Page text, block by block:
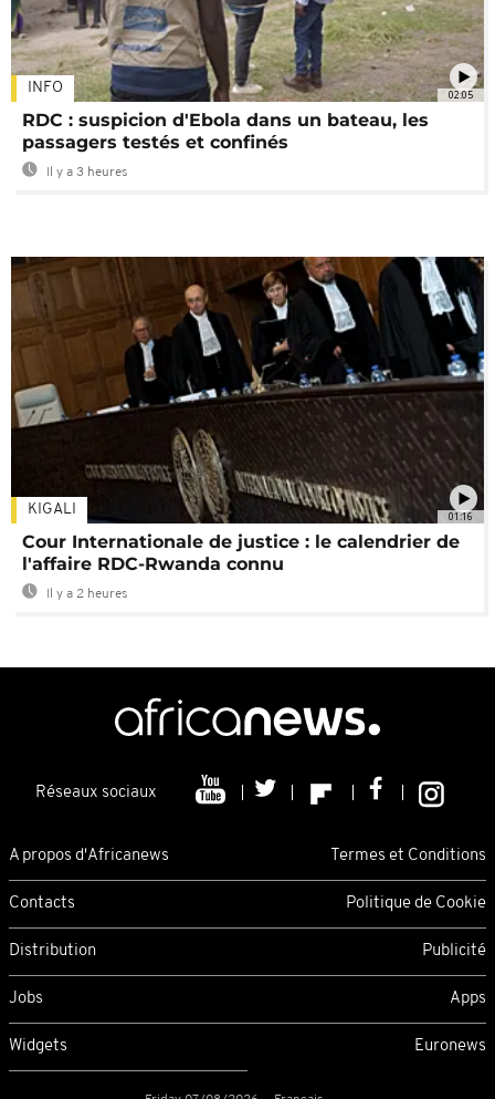
02:05
INFO
RDC : suspicion d'Ebola dans un bateau, les
passagers testés et confinés
Il y a 3 heures
01:16
KIGALI
Cour Internationale de justice : le calendrier de
l'affaire RDC-Rwanda connu
Il y a 2 heures
Réseaux sociaux
A propos d'Africanews Termes et Conditions
Contacts Politique de Cookie
Distribution Publicité
Jobs Apps
Widgets Euronews